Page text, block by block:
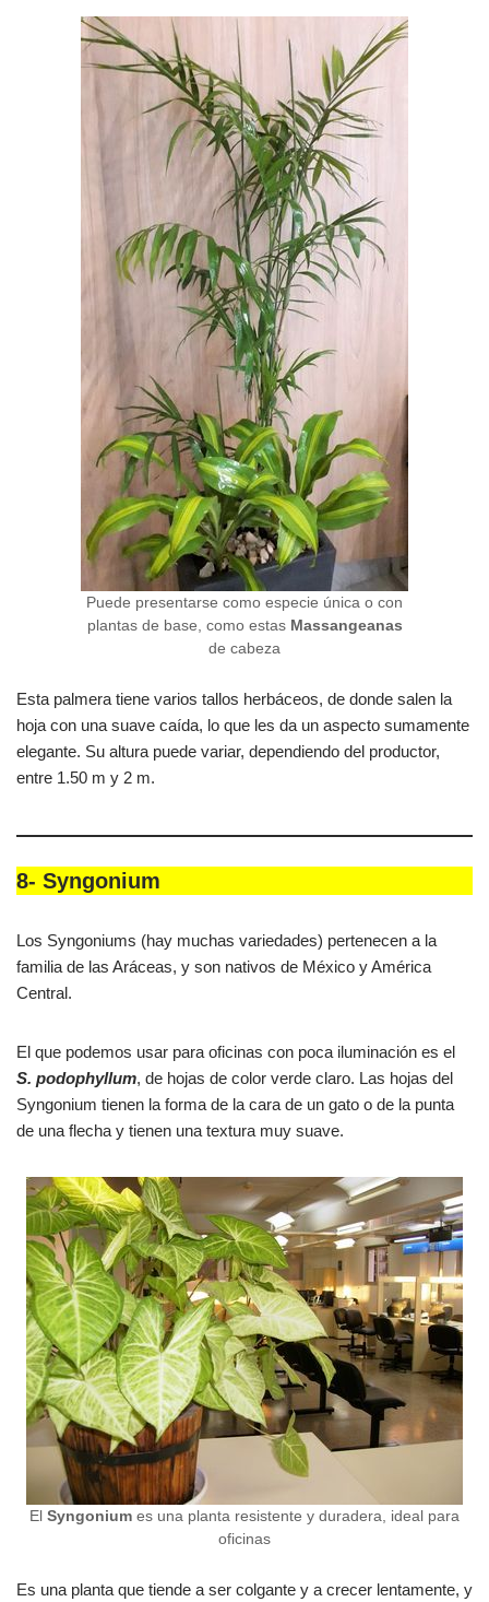
Puede presentarse como especie única o con
plantas de base, como estas Massangeanas
de cabeza
Esta palmera tiene varios tallos herbáceos, de donde salen la
hoja con una suave caída, lo que les da un aspecto sumamente
elegante. Su altura puede variar, dependiendo del productor,
entre 1.50 m y 2 m.
8- Syngonium
Los Syngoniums (hay muchas variedades) pertenecen a la
familia de las Aráceas, y son nativos de México y América
Central.
El que podemos usar para oficinas con poca iluminación es el
S. podophyllum, de hojas de color verde claro. Las hojas del
Syngonium tienen la forma de la cara de un gato o de la punta
de una flecha y tienen una textura muy suave.
El Syngonium es una planta resistente y duradera, ideal para
oficinas
Es una planta que tiende a ser colgante y a crecer lentamente, y